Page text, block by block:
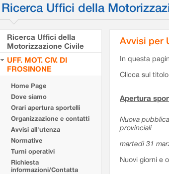
Ricerca Uffici della
Ricerca Uffici della
Motorizzazione Civile
UFF. MOT. CIV. DI
FROSINONE
Home Page
Dove siamo
Orari apertura sportelli
Organizzazione e contatti
Avvisi all'utenza
Normative
Turni operativi
Richiesta
informazioni/Contatta
Avvisi per
In questa
Clicca sul
Apertura
Nuova
provinciali
martedì 31
Nuovi giorni e